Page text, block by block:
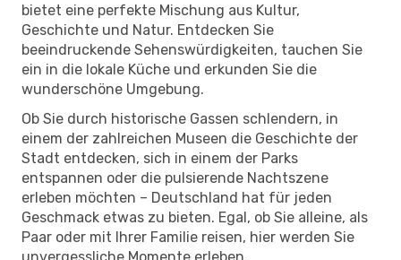
bietet eine perfekte Mischung aus Kultur,
Geschichte und Natur. Entdecken Sie
beeindruckende Sehenswürdigkeiten, tauchen Sie
ein in die lokale Küche und erkunden Sie die
wunderschöne Umgebung.
Ob Sie durch historische Gassen schlendern, in
einem der zahlreichen Museen die Geschichte der
Stadt entdecken, sich in einem der Parks
entspannen oder die pulsierende Nachtszene
erleben möchten – Deutschland hat für jeden
Geschmack etwas zu bieten. Egal, ob Sie alleine, als
Paar oder mit Ihrer Familie reisen, hier werden Sie